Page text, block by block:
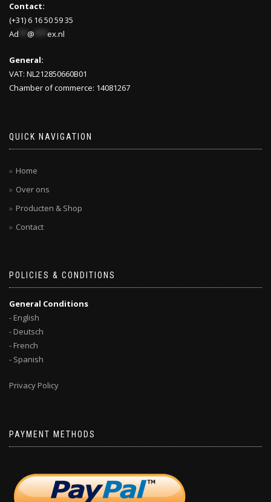
Contact:
(+31) 6 16 50 59 35
Ad
@ ex.nl
General:
VAT: NL212850660B01
Chamber of commerce: 14081267
QUICK NAVIGATION
Home
Over ons
Producten & Shop
Contact
POLICIES & CONDITIONS
General Conditions
- English
- Deutsch
- French
- Spanish
Privacy Policy
PAYMENT METHODS